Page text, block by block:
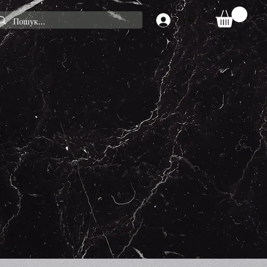
Увійти